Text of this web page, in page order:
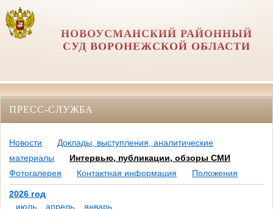
НОВОУСМАНСКИЙ РАЙОННЫЙ
СУД ВОРОНЕЖСКОЙ ОБЛАСТИ
ПРЕСС-СЛУЖБА
Новости
Доклады, выступления, аналитические
материалы
Интервью, публикации, обзоры СМИ
Фотогалерея
Контактная информация Положения
2026 год
июль
апрель
январь